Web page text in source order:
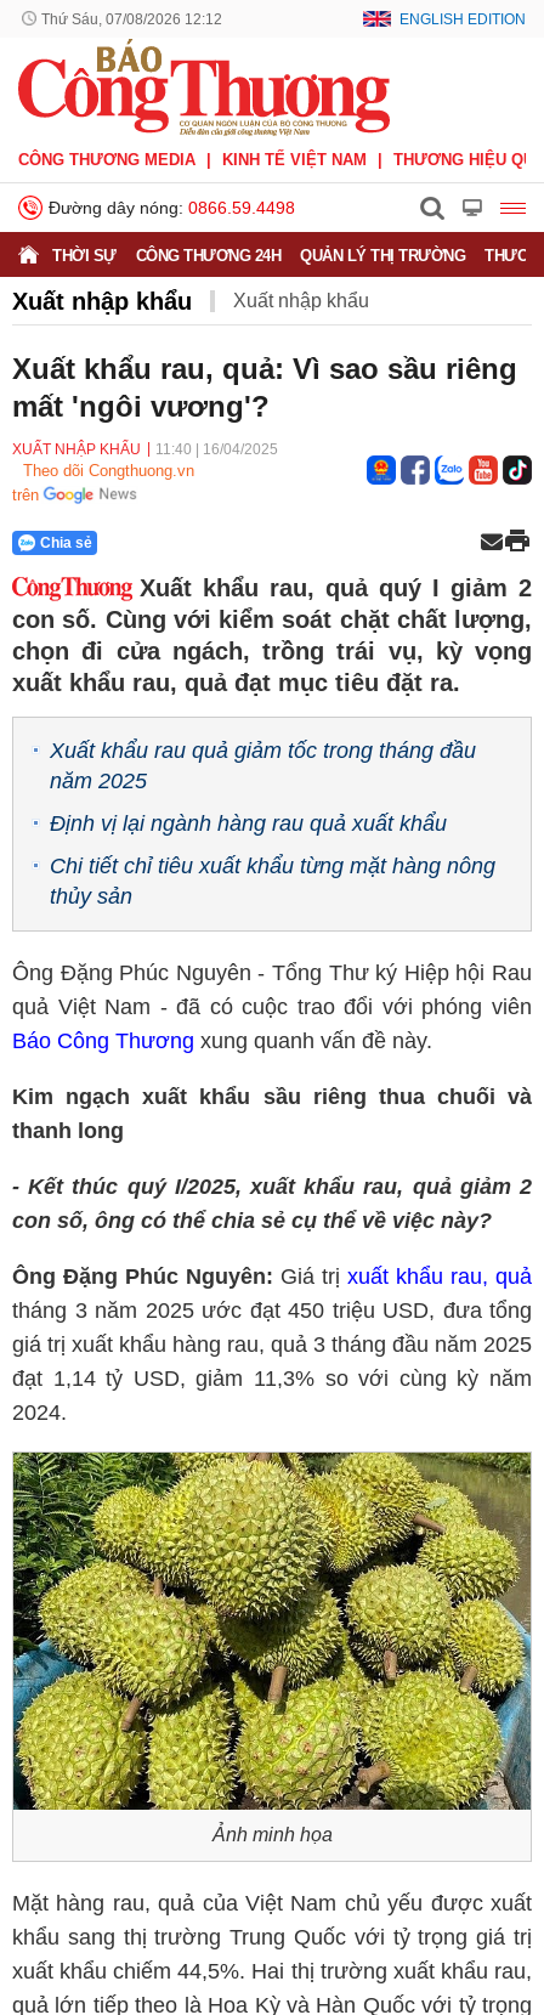
Thứ Sáu, 07/08/2026 12:12 ENGLISH EDITION
CÔNG THƯƠNG MEDIA KINH TẾ VIỆT NAM THƯƠNG HIỆU
Đường dây nóng: 0866.59.4498
THỜI SỰ CÔNG THƯƠNG 24H QUẢN LÝ THỊ TRƯỜNG
Xuất nhập khẩu Xuất nhập khẩu
Phòng vệ thương mại
Xuất xứ hàng hóa Xúc tiến thương mại
Thương mại điện tử
Xuất khẩu rau, quả: Vì sao sầu riêng
mất 'ngôi vương'?
XUẤT NHẬP KHẨU 11:40 16/04/2025
Theo dõi Congthuong.vn
trên
Chia sẻ
Xuất khẩu rau, quả quý I giảm 2
con số. Cùng với kiểm soát chặt chất lượng,
chọn đi cửa ngách, trồng trái vụ, kỳ vọng
xuất khẩu rau, quả đạt mục tiêu đặt ra.
Xuất khẩu rau quả giảm tốc trong tháng đầu
năm 2025
Định vị lại ngành hàng rau quả xuất khẩu
Chi tiết chỉ tiêu xuất khẩu từng mặt hàng nông
thủy sản
Ông Đặng Phúc Nguyên - Tổng Thư ký Hiệp hội Rau
quả Việt Nam - đã có cuộc trao đổi với phóng viên
Báo Công Thương xung quanh vấn đề này.
Kim ngạch xuất khẩu sầu riêng thua chuối và
thanh long
- Kết thúc quý I/2025, xuất khẩu rau, quả giảm 2
con số, ông có thể chia sẻ cụ thể về việc này?
Ông Đặng Phúc Nguyên: Giá trị xuất khẩu rau, quả
tháng 3 năm 2025 ước đạt 450 triệu USD, đưa tổng
giá trị xuất khẩu hàng rau, quả 3 tháng đầu năm 2025
đạt 1,14 tỷ USD, giảm 11,3% so với cùng kỳ năm
2024.
Ảnh minh họa
Mặt hàng rau, quả của Việt Nam chủ yếu được xuất
khẩu sang thị trường Trung Quốc với tỷ trọng giá trị
xuất khẩu chiếm 44,5%. Hai thị trường xuất khẩu rau,
quả lớn tiếp theo là Hoa Kỳ và Hàn Quốc với tỷ trọng